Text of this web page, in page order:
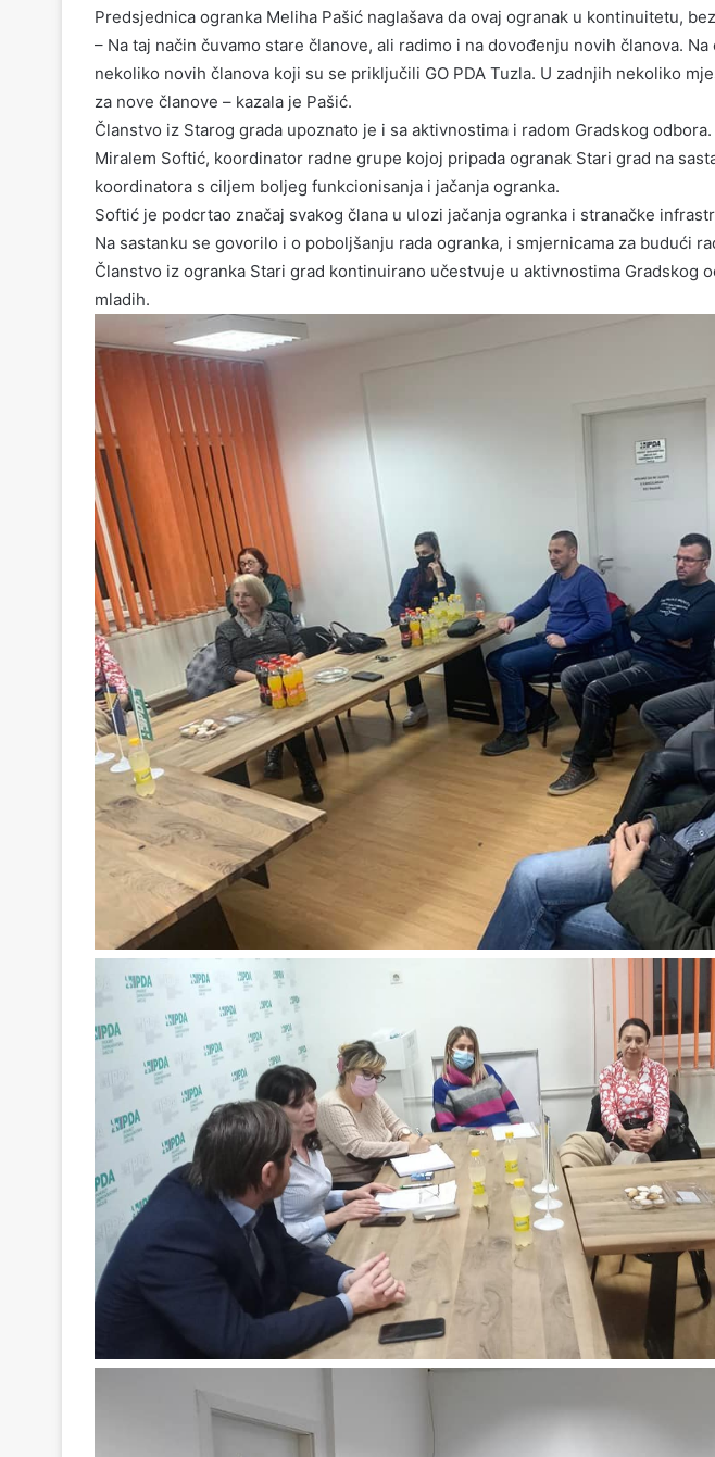
Predsjednica ogranka Meliha Pašić naglašava da ovaj ogranak u kontinuitetu,
– Na taj način čuvamo stare članove, ali radimo i na dovođenju novih članova. Na
nekoliko novih članova koji su se priključili GO PDA Tuzla. U zadnjih nekoliko
za nove članove – kazala je Pašić.
Članstvo iz Starog grada upoznato je i sa aktivnostima i radom Gradskog odbora.
Miralem Softić, koordinator radne grupe kojoj pripada ogranak Stari grad na
koordinatora s ciljem boljeg funkcionisanja i jačanja ogranka.
Softić je podcrtao značaj svakog člana u ulozi jačanja ogranka i stranačke
Na sastanku se govorilo i o poboljšanju rada ogranka, i smjernicama za budući
Članstvo iz ogranka Stari grad kontinuirano učestvuje u aktivnostima Gradskog
mladih.